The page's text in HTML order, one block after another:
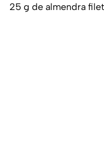
25 g de almendra